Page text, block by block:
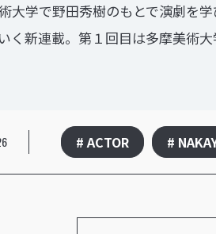
大学で野田秀樹のもとで演劇を
く新連載。第１回目は多摩美術
# ACTOR #